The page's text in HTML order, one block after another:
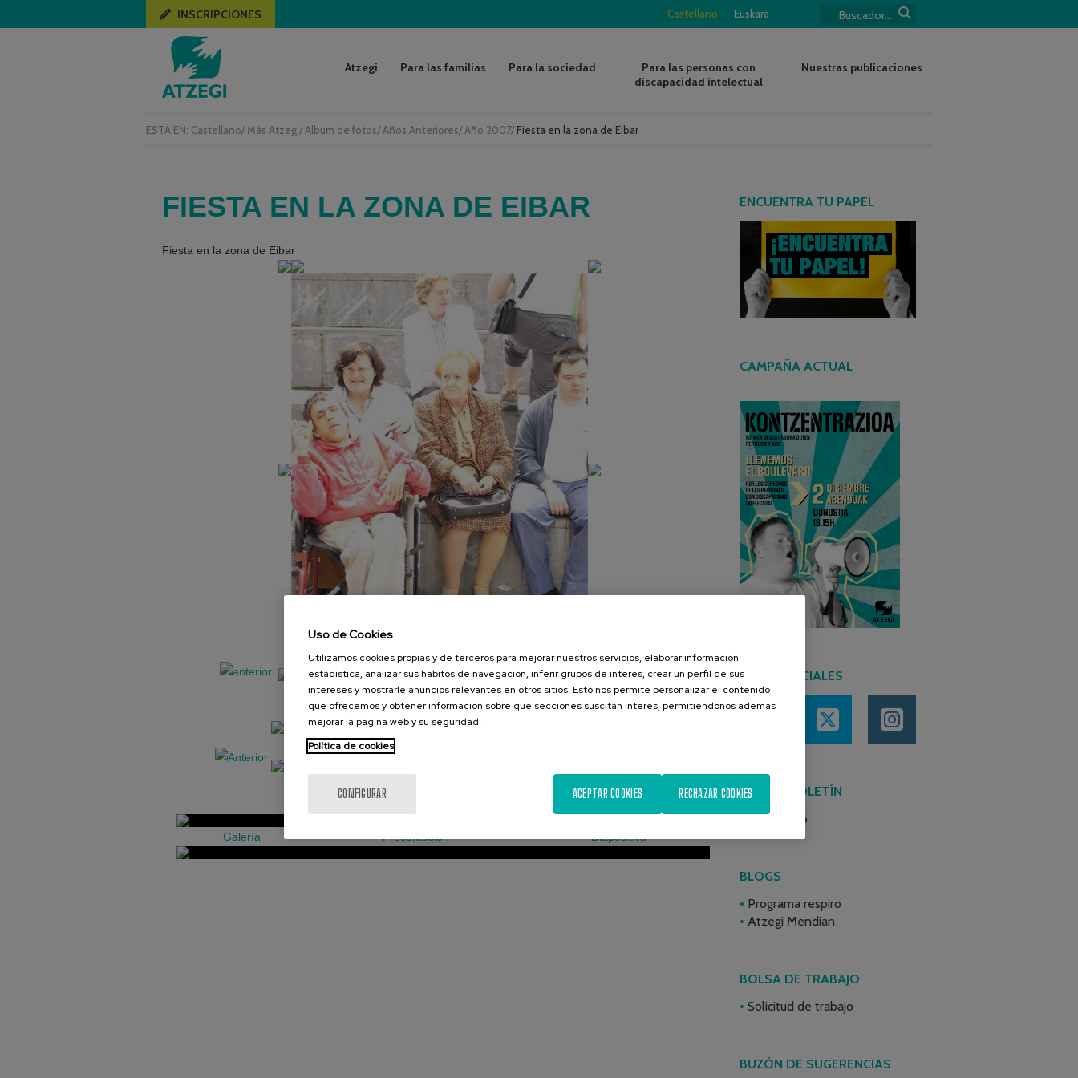
ESTÁ EN: Castellano/ Más Atzegi/ Album de fotos/ Años Anteriores/ Año 2007/ Fiesta en la zona de Eibar
Castellano Euskara
INSCRIPCIONES
Atzegi Para las familias Para la sociedad
Para las personas con
discapacidad intelectual
Nuestras publicaciones
FIESTA EN LA ZONA DE EIBAR
Fiesta en la zona de Eibar
IMG_0195
Galería Presentación Diapositiva
ENCUENTRA TU PAPEL
CAMPAÑA ACTUAL
REDES SOCIALES
ÚLTIMO BOLETÍN
Junio 2026
BLOGS
Programa respiro
Atzegi Mendian
BOLSA DE TRABAJO
Solicitud de trabajo
BUZÓN DE SUGERENCIAS
Uso de Cookies
Utilizamos cookies propias y de terceros para mejorar nuestros servicios, elaborar información
estadística, analizar sus hábitos de navegación, inferir grupos de interés, crear un perfil de sus
intereses y mostrarle anuncios relevantes en otros sitios. Esto nos permite personalizar el contenido
que ofrecemos y obtener información sobre qué secciones suscitan interés, permitiéndonos además
mejorar la página web y su seguridad.
Política de cookies
CONFIGURAR RECHAZAR COOKIES
ACEPTAR COOKIES